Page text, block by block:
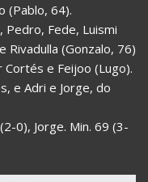
(Pablo, 64).
Pedro, Fede, Luismi
Rivadulla (Gonzalo, 76)
Cortés e Feijoo (Lugo).
e Adri e Jorge, do
0), Jorge. Min. 69 (3-